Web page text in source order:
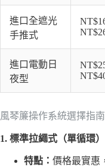
進口全遮光
手推式
進口電動日
夜型
風琴簾操作系統選擇指南
1. 標準拉繩式（單循環）
特點： 價格最實惠